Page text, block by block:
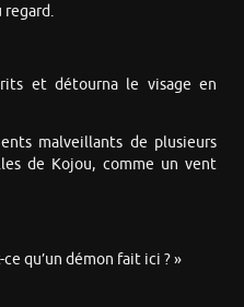
regard.
et détourna le visage en
malveillants de plusieurs
de Kojou, comme un vent
qu’un démon fait ici ? »